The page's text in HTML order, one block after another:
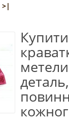
>|
Купити